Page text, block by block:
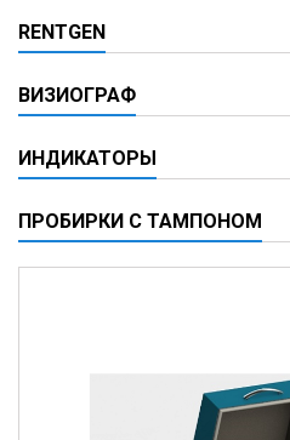
RENTGEN
ВИЗИОГРАФ
ИНДИКАТОРЫ
ПРОБИРКИ С ТАМПОНОМ